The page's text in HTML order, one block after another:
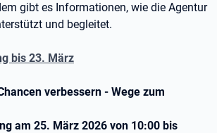
gibt es Informationen, wie die Agentur
und begleitet.
bis 23. März
verbessern - Wege zum
am 25. März 2026 von 10:00 bis